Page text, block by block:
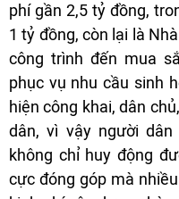
phí gần 2,5 tỷ đồng,
1 tỷ đồng, còn lại là
công trình đến mua
phục vụ nhu cầu sinh
hiện công khai, dân
dân, vì vậy người
không chỉ huy động
cực đóng góp mà